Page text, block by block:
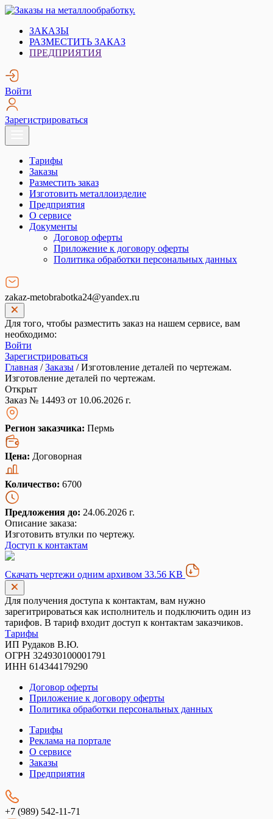
Skip
content
Заказы на металлообработку.
Металлообработка. Открытые заказы на металлообработку.
ЗАКАЗЫ
РАЗМЕСТИТЬ ЗАКАЗ
ПРЕДПРИЯТИЯ
Войти
Зарегистрироваться
Тарифы
Заказы
Разместить заказ
Изготовить металлоизделие
Предприятия
О сервисе
Документы
Договор оферты
Приложение к договору оферты
Политика обработки персональных данных
zakaz-metobrabotka24@yandex.ru
Для того, чтобы разместить заказ на нашем сервисе, вам
необходимо:
Войти
Зарегистрироваться
Главная /Заказы /Изготовление деталей по чертежам.
Изготовление деталей по чертежам.
Открыт
Заказ № 14493 от 10.06.2026 г.
Регион заказчика: Пермь
Цена: Договорная
Количество: 6700
Предложения до: 24.06.2026 г.
Описание заказа:
Изготовить втулки по чертежу.
Доступ к контактам
Скачать чертежи одним архивом 33.56 KB
Для получения доступа к контактам, вам нужно
зарегитрироваться как исполнитель и подключить один из
тарифов. В тариф входит доступ к контактам заказчиков.
Тарифы
ИП Рудаков В.Ю.
ОГРН 324930100001791
ИНН 614344179290
Договор оферты
Приложение к договору оферты
Политика обработки персональных данных
Тарифы
Реклама на портале
О сервисе
Заказы
Предприятия
+7 (989) 542-11-71